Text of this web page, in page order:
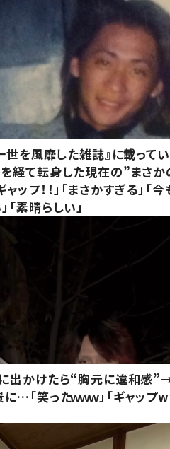
世を風靡した雑誌』に載って
経て転身した現在の”まさか
ップ！！」「まさかすぎる」「
「素晴らしい」
出かけたら“胸元に違和感
…「笑ったｗｗｗ」「ギャップ